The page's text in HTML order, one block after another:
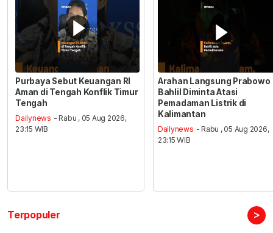
Purbaya Sebut Keuangan RI
Aman di Tengah Konflik Timur
Tengah
Dailynews - Rabu , 05 Aug 2026,
23:15 WIB
Arahan Langsung Prabowo
Bahlil Diminta Atasi
Pemadaman Listrik di
Kalimantan
Dailynews - Rabu , 05 Aug 2026,
23:15 WIB
Terpopuler >